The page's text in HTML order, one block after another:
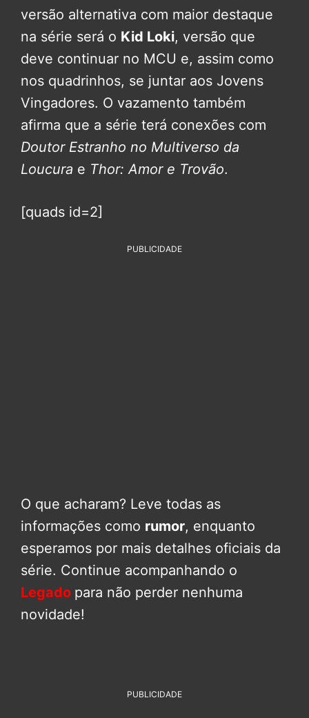
versão alternativa com maior destaque
na série será o Kid Loki, versão que
deve continuar no MCU e, assim como
nos quadrinhos, se juntar aos Jovens
Vingadores. O vazamento também
afirma que a série terá conexões com
Doutor Estranho no Multiverso da
Loucura e Thor: Amor e Trovão.
[quads id=2]
PUBLICIDADE
O que acharam? Leve todas as
informações como rumor, enquanto
esperamos por mais detalhes oficiais da
série. Continue acompanhando o
Legado para não perder nenhuma
novidade!
PUBLICIDADE